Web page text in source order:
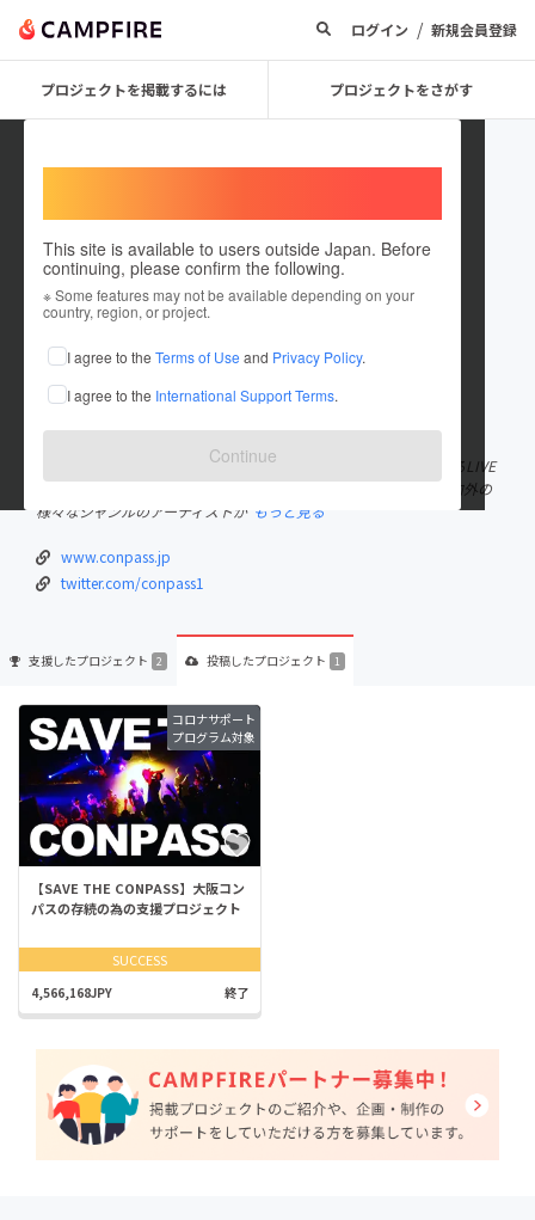
ログイン / 新規会員登録
プロジェクトを掲載するには プロジェクトをさがす
This site is available to users outside Japan. Before
continuing, please confirm the following.
※ Some features may not be available depending on your
country, region, or project.
I agree to the Terms of Use and Privacy Policy.
I agree to the International Support Terms.
Continue
conpass_osaka
これまでに2回支援して1件のプロジェクトを投稿しています
在住国：日本 現在地：大阪府
出身国：日本 出身地：大阪府
鰻谷sunsuiの店長が同住所にて立ち上げた、大阪・東心斎橋にあるLIVE
SPACE CONPASS。バンドカルチャーやクラブミュージックの国内外の
様々なジャンルのアーティストが もっと見る
www.conpass.jp
twitter.com/conpass1
支援したプロジェクト 2 投稿したプロジェクト 1
コロナサポート
プログラム対象
【SAVE THE CONPASS】大阪コン
パスの存続の為の支援プロジェクト
SUCCESS
4,566,168JPY 終了